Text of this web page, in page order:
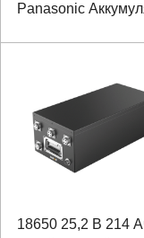
Panasonic
18650 25,2 В 214